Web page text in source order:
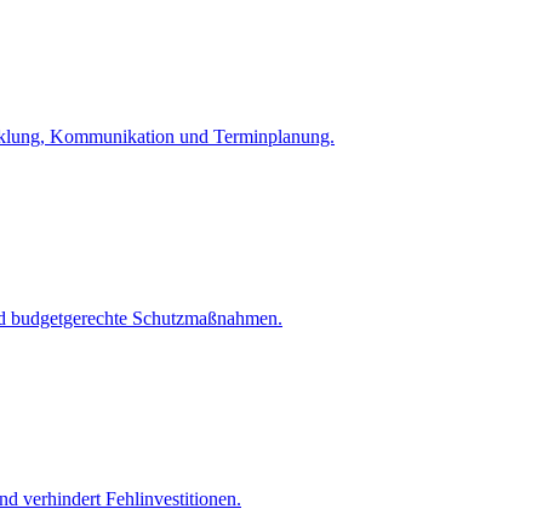
Kommunikation und Terminplanung.
Schutzmaßnahmen.
verhindert Fehlinvestitionen.